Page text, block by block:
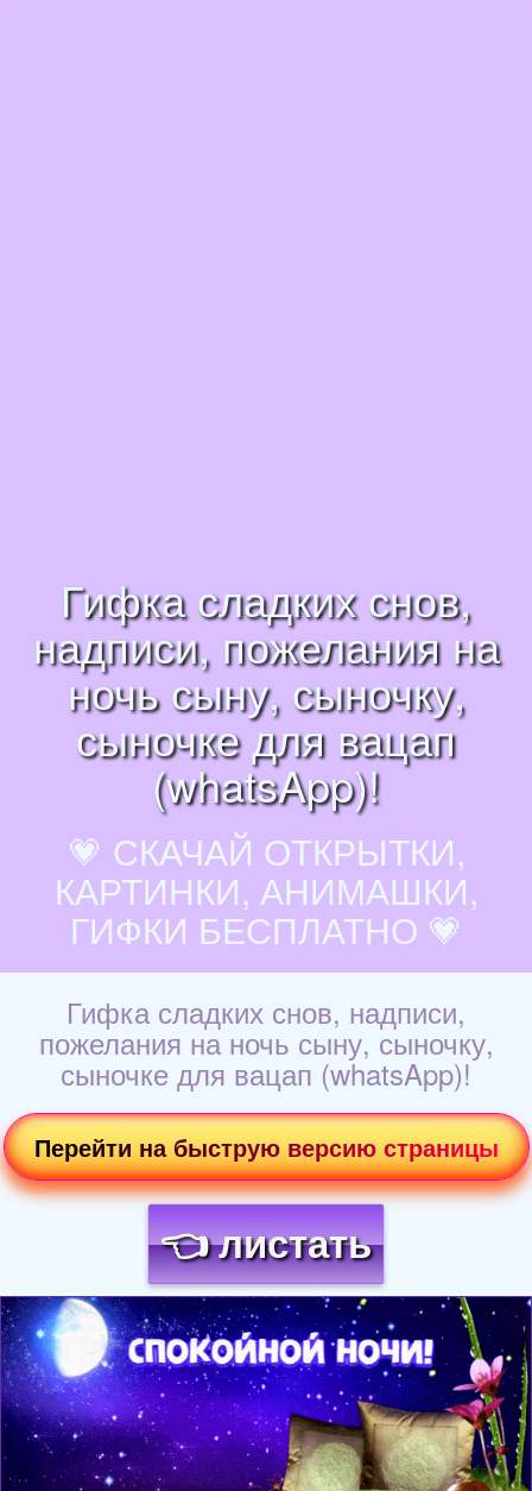
Гифка сладких снов,
надписи, пожелания на
ночь сыну, сыночку,
сыночке для вацап
(whatsApp)!
💗 СКАЧАЙ ОТКРЫТКИ,
КАРТИНКИ, АНИМАШКИ,
ГИФКИ БЕСПЛАТНО 💗
Гифка сладких снов, надписи,
пожелания на ночь сыну, сыночку,
сыночке для вацап (whatsApp)!
Перейти на быструю версию страницы
👈 листать
Загрузка картинки...